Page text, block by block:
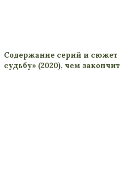
Содержание серий и сюжет
судьбу» (2020), чем